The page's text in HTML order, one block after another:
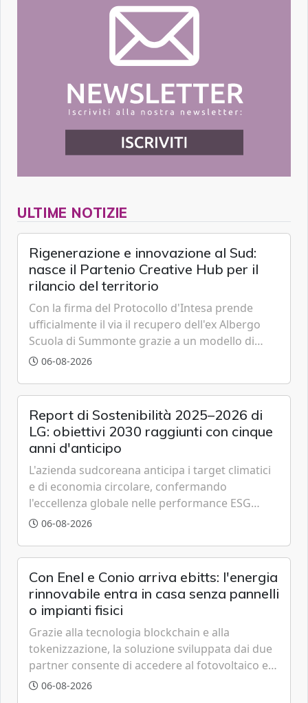
ULTIME NOTIZIE
Rigenerazione e innovazione al Sud:
nasce il Partenio Creative Hub per il
rilancio del territorio
Con la firma del Protocollo d'Intesa prende
ufficialmente il via il recupero dell'ex Albergo
Scuola di Summonte grazie a un modello di
partenariato pubblico-privato e a una rete di
06-08-2026
Report di Sostenibilità 2025–2026 di
LG: obiettivi 2030 raggiunti con cinque
anni d'anticipo
L'azienda sudcoreana anticipa i target climatici
e di economia circolare, confermando
l'eccellenza globale nelle performance ESG
grazie a innovazione, accessibilità e governance
06-08-2026
Con Enel e Conio arriva ebitts: l'energia
rinnovabile entra in casa senza pannelli
o impianti fisici
Grazie alla tecnologia blockchain e alla
tokenizzazione, la soluzione sviluppata dai due
partner consente di accedere al fotovoltaico e
all'eolico ottenendo risparmi diretti in bolletta,
06-08-2026